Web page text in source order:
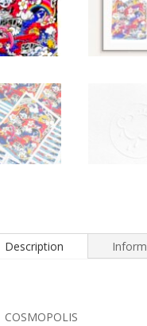
Description
COSMOPOLIS